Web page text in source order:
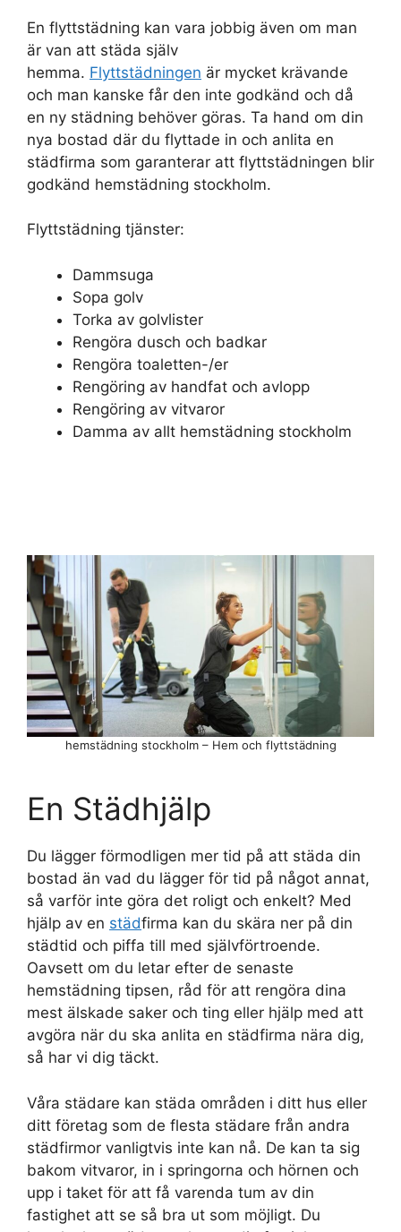
En flyttstädning kan vara jobbig även om man
är van att städa själv
hemma. Flyttstädningen är mycket krävande
och man kanske får den inte godkänd och då
en ny städning behöver göras. Ta hand om din
nya bostad där du flyttade in och anlita en
städfirma som garanterar att flyttstädningen blir
godkänd hemstädning stockholm.
Flyttstädning tjänster:
Dammsuga
Sopa golv
Torka av golvlister
Rengöra dusch och badkar
Rengöra toaletten-/er
Rengöring av handfat och avlopp
Rengöring av vitvaror
Damma av allt hemstädning stockholm
En Städhjälp
Du lägger förmodligen mer tid på att städa din
bostad än vad du lägger för tid på något annat,
så varför inte göra det roligt och enkelt? Med
hjälp av en städfirma kan du skära ner på din
städtid och piffa till med självförtroende.
Oavsett om du letar efter de senaste
hemstädning tipsen, råd för att rengöra dina
mest älskade saker och ting eller hjälp med att
avgöra när du ska anlita en städfirma nära dig,
så har vi dig täckt.
Våra städare kan städa områden i ditt hus eller
ditt företag som de flesta städare från andra
städfirmor vanligtvis inte kan nå. De kan ta sig
bakom vitvaror, in i springorna och hörnen och
upp i taket för att få varenda tum av din
fastighet att se så bra ut som möjligt. Du
hemstädning stockholm – Hem och flyttstädning